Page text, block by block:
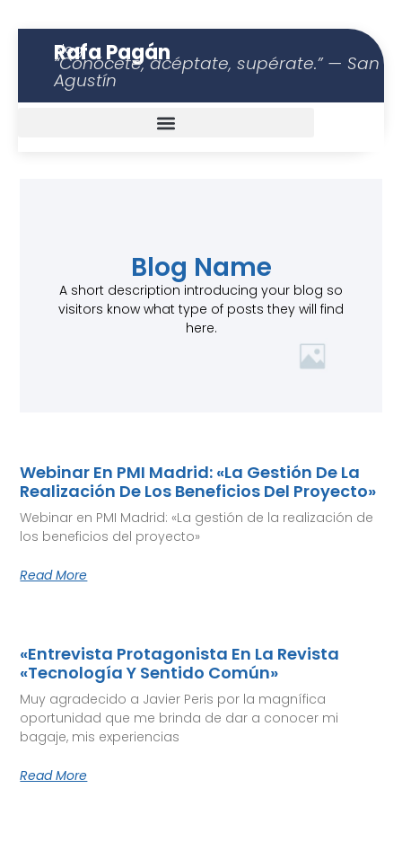
Rafa Pagán
Blog
“Conócete, acéptate, supérate.” — San
Agustín
Blog Name
A short description introducing your blog so
visitors know what type of posts they will find
here.
Webinar En PMI Madrid: «La Gestión De La
Realización De Los Beneficios Del Proyecto»
Webinar en PMI Madrid: «La gestión de la realización de
los beneficios del proyecto»
Read More
«Entrevista Protagonista En La Revista
«Tecnología Y Sentido Común»
Muy agradecido a Javier Peris por la magnífica
oportunidad que me brinda de dar a conocer mi
bagaje, mis experiencias
Read More